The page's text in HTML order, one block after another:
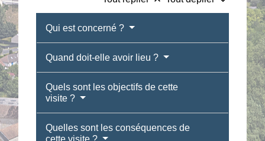
Qui est concerné ?
Quand doit-elle avoir lieu ?
Quels sont les objectifs de cette
visite ?
Quelles sont les conséquences de
cette visite ?